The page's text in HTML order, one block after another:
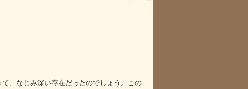
、なじみ深い存在だったのでしょう。この